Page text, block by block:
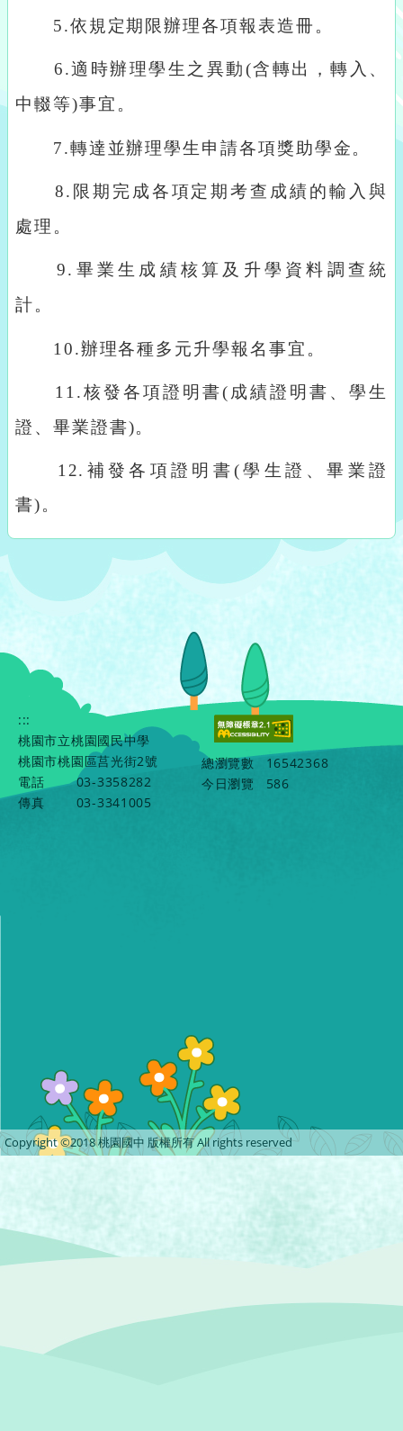
5.依規定期限辦理各項報表造冊。
6.適時辦理學生之異動(含轉出，轉入、
中輟等)事宜。
7.轉達並辦理學生申請各項獎助學金。
8. 限期完成各項定期考查成績的輸入與
處理。
9. 畢業生成績核算及升學資料調查統
計。
10.辦理各種多元升學報名事宜。
11.核發各項證明書(成績證明書、學生
證、畢業證書)。
12.補發各項證明書(學生證、畢業證
書)。
:::
桃園市立桃園國民中學
桃園市桃園區莒光街2號
電話
03-3358282
傳真
03-3341005
總瀏覽數
16542368
今日瀏覽
586
Copyright ©2018 桃園國中 版權所有 All rights reserved